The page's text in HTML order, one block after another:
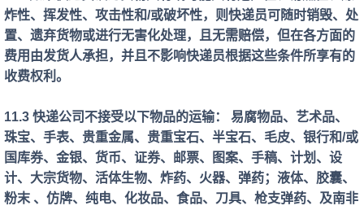
炸性、挥发性、攻击性和/或破坏性，则快递员可随时销毁、处
置、遗弃货物或进行无害化处理，且无需赔偿，但在各方面的
费用由发货人承担，并且不影响快递员根据这些条件所享有的
收费权利。
11.3 快递公司不接受以下物品的运输： 易腐物品、艺术品、
珠宝、手表、贵重金属、贵重宝石、半宝石、毛皮、银行和/或
国库券、金银、货币、证券、邮票、图案、手稿、计划、设
计、大宗货物、活体生物、炸药、火器、弹药；液体、 胶囊、
粉末 、 仿牌、 纯电、 化妆品、 食品、 刀具、 枪支弹药、 及南非